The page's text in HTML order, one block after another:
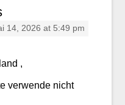
14, 2026 at 5:49 pm
,
verwende nicht